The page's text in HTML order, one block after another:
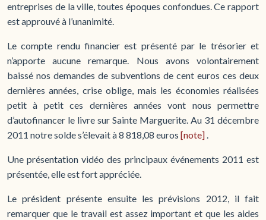
entreprises de la ville, toutes époques confondues. Ce rapport
est approuvé à l’unanimité.
Le compte rendu financier est présenté par le trésorier et
n’apporte aucune remarque. Nous avons volontairement
baissé nos demandes de subventions de cent euros ces deux
dernières années, crise oblige, mais les économies réalisées
petit à petit ces dernières années vont nous permettre
d’autofinancer le livre sur Sainte Marguerite. Au 31 décembre
2011 notre solde s’élevait à 8 818,08 euros [note].
Une présentation vidéo des principaux événements 2011 est
présentée, elle est fort appréciée.
Le président présente ensuite les prévisions 2012, il fait
remarquer que le travail est assez important et que les aides